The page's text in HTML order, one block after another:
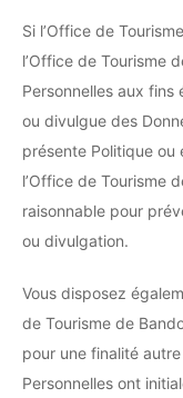
Si l’Office de
l’Office de Tourisme
Personnelles aux fins
ou divulgue des
présente Politique ou
l’Office de Tourisme
raisonnable pour
ou divulgation.
Vous disposez
de Tourisme de
pour une finalité
Personnelles ont